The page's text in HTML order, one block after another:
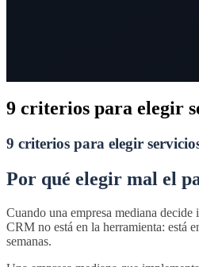
9 criterios para elegir
9 criterios para elegir
Por qué elegir mal el
Cuando una empresa mediana
CRM no está en la herramienta: está
semanas.